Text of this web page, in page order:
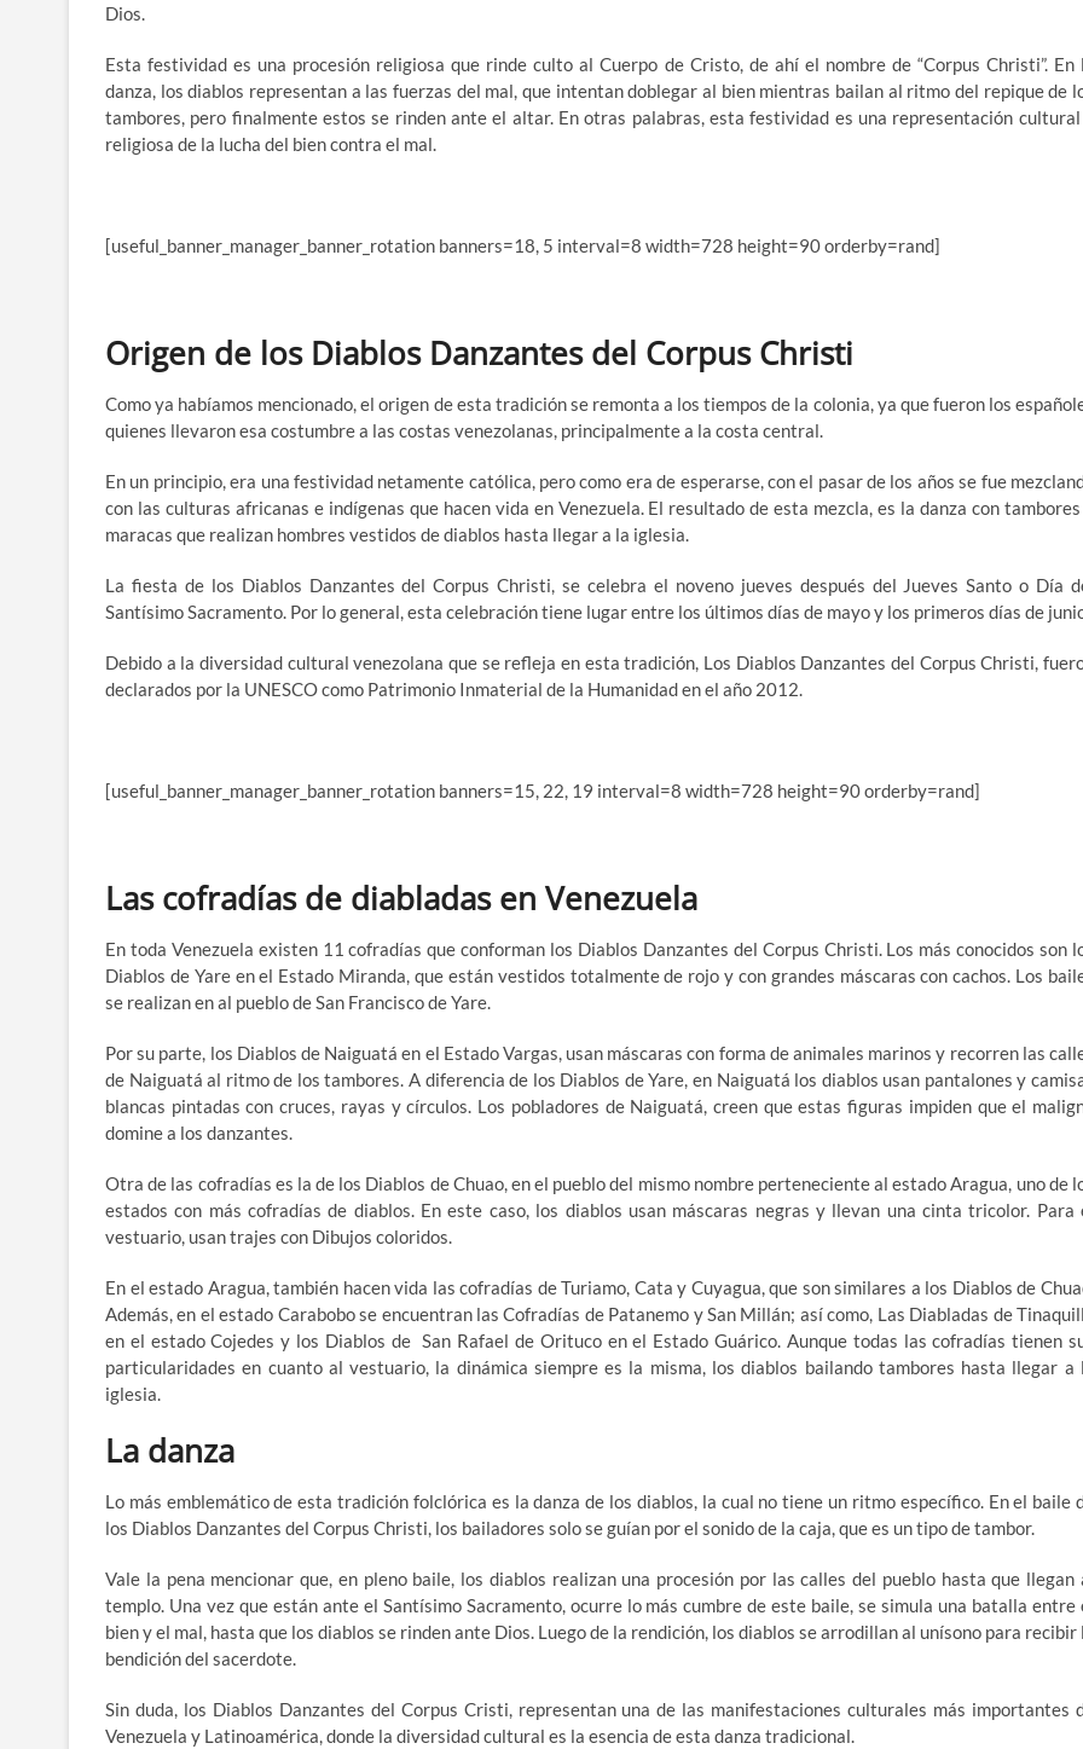
Dios.
Esta festividad es una procesión religiosa que rinde culto al Cuerpo de Cristo, de ahí el nombre de “Corpus Christi”. En
danza, los diablos representan a las fuerzas del mal, que intentan doblegar al bien mientras bailan al ritmo del repique de
tambores, pero finalmente estos se rinden ante el altar. En otras palabras, esta festividad es una representación
religiosa de la lucha del bien contra el mal.
[useful_banner_manager_banner_rotation banners=18, 5 interval=8 width=728 height=90 orderby=rand]
Origen de los Diablos Danzantes del Corpus Christi
Como ya habíamos mencionado, el origen de esta tradición se remonta a los tiempos de la colonia, ya que fueron los
quienes llevaron esa costumbre a las costas venezolanas, principalmente a la costa central.
En un principio, era una festividad netamente católica, pero como era de esperarse, con el pasar de los años se fue
con las culturas africanas e indígenas que hacen vida en Venezuela. El resultado de esta mezcla, es la danza con
maracas que realizan hombres vestidos de diablos hasta llegar a la iglesia.
La fiesta de los Diablos Danzantes del Corpus Christi, se celebra el noveno jueves después del Jueves Santo o Día
Santísimo Sacramento. Por lo general, esta celebración tiene lugar entre los últimos días de mayo y los primeros días de
Debido a la diversidad cultural venezolana que se refleja en esta tradición, Los Diablos Danzantes del Corpus Christi,
declarados por la UNESCO como Patrimonio Inmaterial de la Humanidad en el año 2012.
[useful_banner_manager_banner_rotation banners=15, 22, 19 interval=8 width=728 height=90 orderby=rand]
Las cofradías de diabladas en Venezuela
En toda Venezuela existen 11 cofradías que conforman los Diablos Danzantes del Corpus Christi. Los más conocidos son
Diablos de Yare en el Estado Miranda, que están vestidos totalmente de rojo y con grandes máscaras con cachos. Los
se realizan en al pueblo de San Francisco de Yare.
Por su parte, los Diablos de Naiguatá en el Estado Vargas, usan máscaras con forma de animales marinos y recorren las
de Naiguatá al ritmo de los tambores. A diferencia de los Diablos de Yare, en Naiguatá los diablos usan pantalones y
blancas pintadas con cruces, rayas y círculos. Los pobladores de Naiguatá, creen que estas figuras impiden que el
domine a los danzantes.
Otra de las cofradías es la de los Diablos de Chuao, en el pueblo del mismo nombre perteneciente al estado Aragua, uno de
estados con más cofradías de diablos. En este caso, los diablos usan máscaras negras y llevan una cinta tricolor. Para
vestuario, usan trajes con Dibujos coloridos.
En el estado Aragua, también hacen vida las cofradías de Turiamo, Cata y Cuyagua, que son similares a los Diablos de
Además, en el estado Carabobo se encuentran las Cofradías de Patanemo y San Millán; así como, Las Diabladas de
en el estado Cojedes y los Diablos de San Rafael de Orituco en el Estado Guárico. Aunque todas las cofradías tienen
particularidades en cuanto al vestuario, la dinámica siempre es la misma, los diablos bailando tambores hasta llegar a
iglesia.
La danza
Lo más emblemático de esta tradición folclórica es la danza de los diablos, la cual no tiene un ritmo específico. En el baile
los Diablos Danzantes del Corpus Christi, los bailadores solo se guían por el sonido de la caja, que es un tipo de tambor.
Vale la pena mencionar que, en pleno baile, los diablos realizan una procesión por las calles del pueblo hasta que llegan
templo. Una vez que están ante el Santísimo Sacramento, ocurre lo más cumbre de este baile, se simula una batalla entre
bien y el mal, hasta que los diablos se rinden ante Dios. Luego de la rendición, los diablos se arrodillan al unísono para recibir
bendición del sacerdote.
Sin duda, los Diablos Danzantes del Corpus Cristi, representan una de las manifestaciones culturales más importantes
Venezuela y Latinoamérica, donde la diversidad cultural es la esencia de esta danza tradicional.